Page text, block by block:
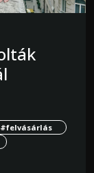
#felvásárlás